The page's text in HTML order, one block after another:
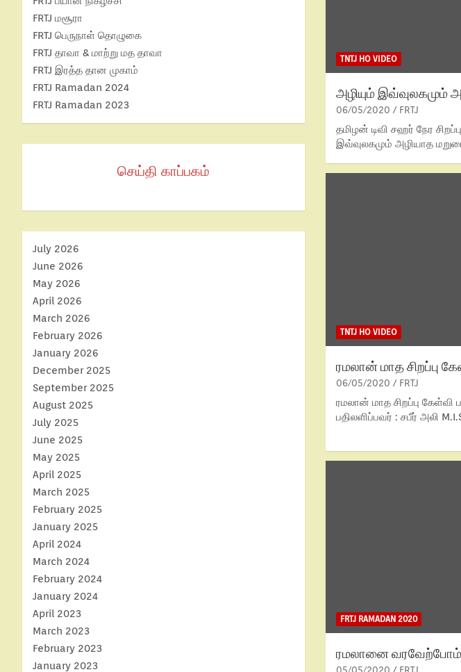
TNTJ HO VIDEO
அழியும் இவ்வுலகமும்
06/05/2020 FRTJ
தமிழன் டிவி சஹர் நேர
இவ்வுலகமும் அழியாத
TNTJ HO VIDEO
ரமலான் மாத சிறப்பு
06/05/2020 FRTJ
ரமலான் மாத சிறப்பு கேள்வி
பதிலளிப்பவர் : சபீர் அலி
FRTJ RAMADAN 2020
ரமலானை வரவேற்போம்.
FRTJ மசூரா
FRTJ பெருநாள் தொழுகை
FRTJ தாவா & மாற்று மத தாவா
FRTJ இரத்த தான முகாம்
FRTJ Ramadan 2024
FRTJ Ramadan 2023
செய்தி காப்பகம்
July 2026
June 2026
May 2026
April 2026
March 2026
February 2026
January 2026
December 2025
September 2025
August 2025
July 2025
June 2025
May 2025
April 2025
March 2025
February 2025
January 2025
April 2024
March 2024
February 2024
January 2024
April 2023
March 2023
February 2023
January 2023